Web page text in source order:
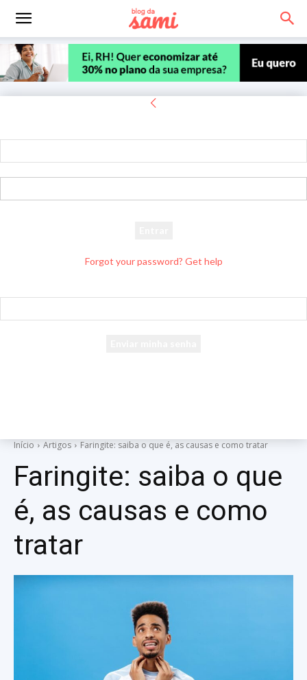
Forgot your password? Get help
Início Artigos Faringite: saiba o que é, as causas e como tratar
Faringite: saiba o que
é, as causas e como
tratar